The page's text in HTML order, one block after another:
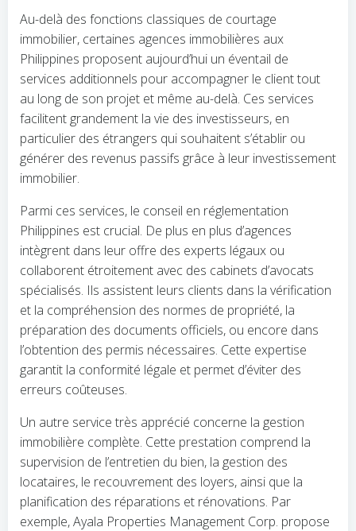
Au-delà des fonctions classiques de courtage
immobilier, certaines agences immobilières aux
Philippines proposent aujourd’hui un éventail de
services additionnels pour accompagner le client tout
au long de son projet et même au-delà. Ces services
facilitent grandement la vie des investisseurs, en
particulier des étrangers qui souhaitent s’établir ou
générer des revenus passifs grâce à leur investissement
immobilier.
Parmi ces services, le conseil en réglementation
Philippines est crucial. De plus en plus d’agences
intègrent dans leur offre des experts légaux ou
collaborent étroitement avec des cabinets d’avocats
spécialisés. Ils assistent leurs clients dans la vérification
et la compréhension des normes de propriété, la
préparation des documents officiels, ou encore dans
l’obtention des permis nécessaires. Cette expertise
garantit la conformité légale et permet d’éviter des
erreurs coûteuses.
Un autre service très apprécié concerne la gestion
immobilière complète. Cette prestation comprend la
supervision de l’entretien du bien, la gestion des
locataires, le recouvrement des loyers, ainsi que la
planification des réparations et rénovations. Par
exemple, Ayala Properties Management Corp. propose